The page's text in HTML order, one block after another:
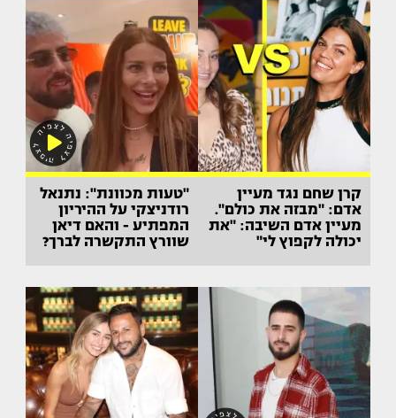
קרן שחם נגד מעיין
אדם: "מבזה את כולם".
מעיין אדם השיבה: "את
יכולה לקפוץ לי"
"טעות מכוונת": נתנאל
רודניצקי על ההיריון
המפתיע - והאם דיאן
שוורץ התקשרה לברך?